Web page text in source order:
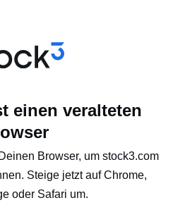
einen veralteten
Browser, um stock3.com
Steige jetzt auf Chrome,
oder Safari um.